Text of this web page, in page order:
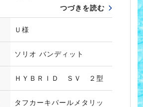
つづきを読む
Ｕ様
ソリオ バンディット
ＨＹＢＲＩＤ ＳＶ ２型
タフカーキパールメタリッ